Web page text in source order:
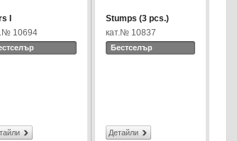
I
10694
Stumps (3 pcs.)
кат.№ 10837
Бестселър
Детайли